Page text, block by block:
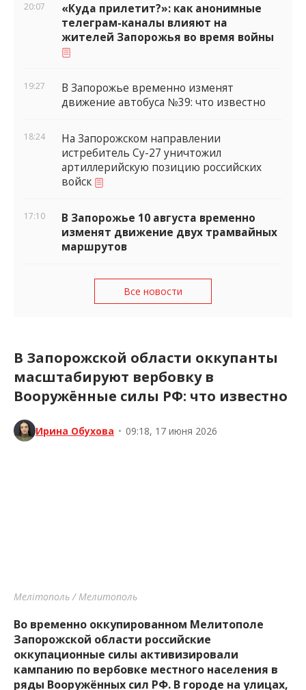
20:07
«Куда прилетит?»: как анонимные
телеграм-каналы влияют на
жителей Запорожья во время войны
19:27
В Запорожье временно изменят
движение автобуса №39: что известно
18:24
На Запорожском направлении
истребитель Су-27 уничтожил
артиллерийскую позицию российских
войск
17:10
В Запорожье 10 августа временно
изменят движение двух трамвайных
маршрутов
Все новости
В Запорожской области оккупанты
масштабируют вербовку в
Вооружённые силы РФ: что известно
Ирина Обухова • 09:18, 17 июня 2026
Мелітополь / Мелитополь
Во временно оккупированном Мелитополе
Запорожской области российские
оккупационные силы активизировали
кампанию по вербовке местного населения в
ряды Вооружённых сил РФ. В городе на улицах,